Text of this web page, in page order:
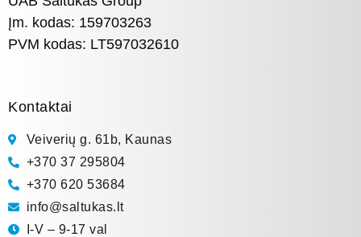
Įm. kodas: 159703263
PVM kodas: LT597032610
Kontaktai
Veiverių g. 61b, Kaunas
+370 37 295804
+370 620 53684
info@saltukas.lt
I-V – 9-17 val